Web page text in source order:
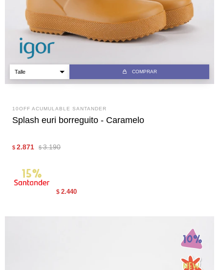
COMPRAR
10OFF ACUMULABLE SANTANDER
Splash euri borreguito - Caramelo
$ 2.871 $ 3.190
$ 2.440